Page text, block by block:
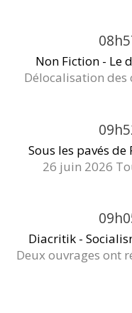
Non Fiction - Le
Délocalisation des
Sous les pavés
26 juin 2026
Diacritik -
Deux ouvrages ont